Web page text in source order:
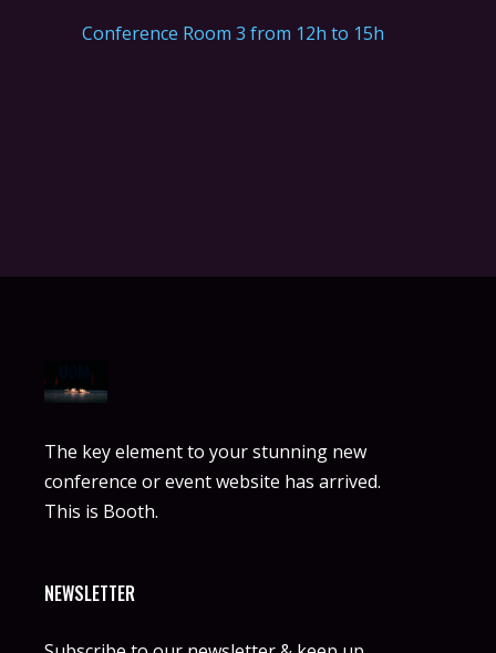
Conference Room 3 from 12h to 15h
The key element to your stunning new
conference or event website has arrived.
This is Booth.
NEWSLETTER